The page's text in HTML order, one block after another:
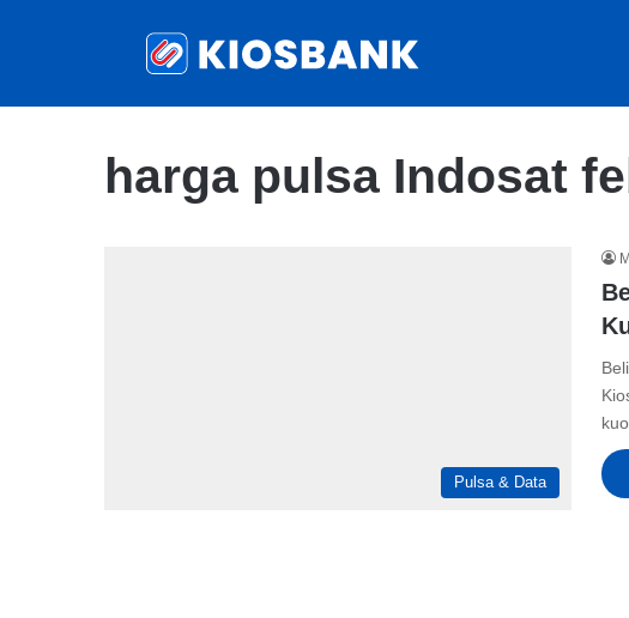
harga pulsa Indosat
Pulsa & Data